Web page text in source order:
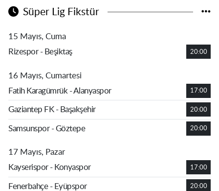
Süper Lig Fikstür
15 Mayıs, Cuma
Rizespor - Beşiktaş
20:00
16 Mayıs, Cumartesi
Fatih Karagümrük - Alanyaspor
17:00
Gaziantep FK - Başakşehir 20:00
Samsunspor - Göztepe 20:00
17 Mayıs, Pazar
Kayserispor - Konyaspor
17:00
Fenerbahçe - Eyüpspor 20:00